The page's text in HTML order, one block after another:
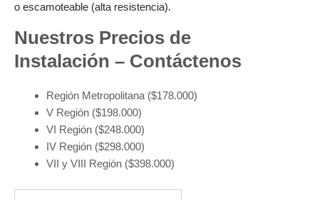
o escamoteable (alta resistencia).
Nuestros Precios de
Instalación – Contáctenos
Región Metropolitana ($178.000)
V Región ($198.000)
VI Región ($248.000)
IV Región ($298.000)
VII y VIII Región ($398.000)